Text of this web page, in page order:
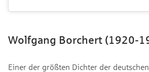
Wolfgang Borchert (1920-
Einer der größten Dichter der deutschen